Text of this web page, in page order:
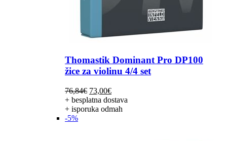
Thomastik Dominant Pro DP100
žice za violinu 4/4 set
76,84€ Izvorna
cijena
bila
73,00€Trenutna
cijena
je:
+ besplatna dostava
+ isporuka odmah
-5%